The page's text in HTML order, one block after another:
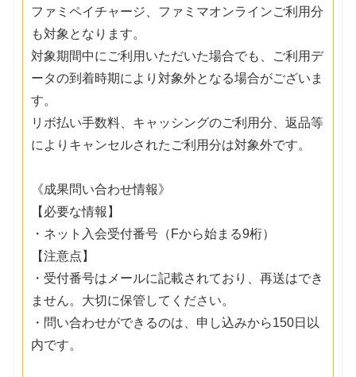
ファミペイチャージ、ファミマオンラインご利用分
も対象となります。
対象期間中にご利用いただいた場合でも、ご利用デ
ータの到着時期により対象外となる場合がございま
す。
リボ払い手数料、キャッシングのご利用分、返品等
によりキャンセルされたご利用分は対象外です。
《成果問い合わせ情報》
【必要な情報】
・ネット入会受付番号（Fから始まる9桁）
【注意点】
・受付番号はメールに記載されており、再送はでき
ません。大切に保管してください。
・問い合わせができるのは、申し込みから150日以
内です。